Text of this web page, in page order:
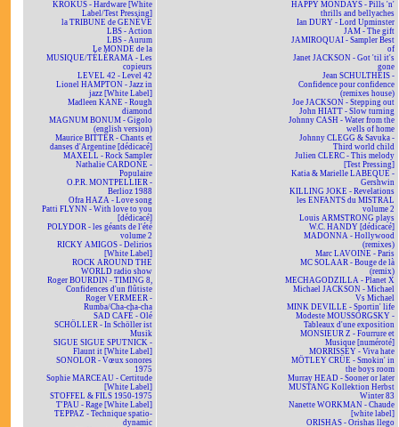
KROKUS - Hardware [White
Label/Test Pressing]
la TRIBUNE de GENÈVE
LBS - Action
LBS - Aurum
Le MONDE de la
MUSIQUE/TÉLÉRAMA - Les
copieurs
LEVEL 42 - Level 42
Lionel HAMPTON - Jazz in
jazz [White Label]
Madleen KANE - Rough
diamond
MAGNUM BONUM - Gigolo
(english version)
Maurice BITTER - Chants et
danses d'Argentine [dédicacé]
MAXELL - Rock Sampler
Nathalie CARDONE -
Populaire
O.P.R. MONTPELLIER -
Berlioz 1988
Ofra HAZA - Love song
Patti FLYNN - With love to you
[dédicacé]
POLYDOR - les géants de l'été
volume 2
RICKY AMIGOS - Delirios
[White Label]
ROCK AROUND THE
WORLD radio show
Roger BOURDIN - TIMING 8,
Confidences d'un flûtiste
Roger VERMEER -
Rumba/Cha-cha-cha
SAD CAFÉ - Olé
SCHÖLLER - In Schöller ist
Musik
SIGUE SIGUE SPUTNICK -
Flaunt it [White Label]
SONOLOR - Vœux sonores
1975
Sophie MARCEAU - Certitude
[White Label]
STOFFEL & FILS 1950-1975
T'PAU - Rage [White Label]
TEPPAZ - Technique spatio-
dynamic
HAPPY MONDAYS - Pills 'n'
thrills and bellyaches
Ian DURY - Lord Upminster
JAM - The gift
JAMIROQUAI - Sampler Best
of
Janet JACKSON - Got 'til it's
gone
Jean SCHULTHEIS -
Confidence pour confidence
(remixes house)
Joe JACKSON - Stepping out
John HIATT - Slow turning
Johnny CASH - Water from the
wells of home
Johnny CLEGG & Savuka -
Third world child
Julien CLERC - This melody
[Test Pressing]
Katia & Marielle LABEQUE -
Gershwin
KILLING JOKE - Revelations
les ENFANTS du MISTRAL
volume 2
Louis ARMSTRONG plays
W.C. HANDY [dédicacé]
MADONNA - Hollywood
(remixes)
Marc LAVOINE - Paris
MC SOLAAR - Bouge de là
(remix)
MECHAGODZILLA - Planet X
Michael JACKSON - Michael
Vs Michael
MINK DEVILLE - Sportin' life
Modeste MOUSSORGSKY -
Tableaux d'une exposition
MONSIEUR Z - Fourrure et
Musique [numéroté]
MORRISSEY - Viva hate
MÖTLEY CRÜE - Smokin' in
the boys room
Murray HEAD - Sooner or later
MUSTANG Kollektion Herbst
Winter 83
Nanette WORKMAN - Chaude
[white label]
ORISHAS - Orishas llego